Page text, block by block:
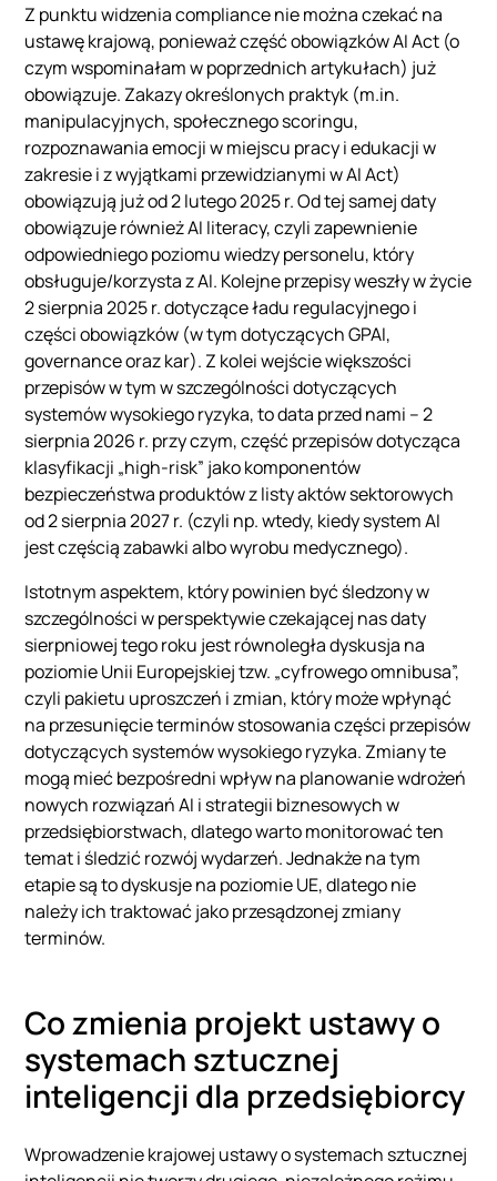
Z punktu widzenia compliance nie można czekać na
ustawę krajową, ponieważ część obowiązków AI Act (o
czym wspominałam w poprzednich artykułach) już
obowiązuje. Zakazy określonych praktyk (m.in.
manipulacyjnych, społecznego scoringu,
rozpoznawania emocji w miejscu pracy i edukacji w
zakresie i z wyjątkami przewidzianymi w AI Act)
obowiązują już od 2 lutego 2025 r. Od tej samej daty
obowiązuje również AI literacy, czyli zapewnienie
odpowiedniego poziomu wiedzy personelu, który
obsługuje/korzysta z AI. Kolejne przepisy weszły w życie
2 sierpnia 2025 r. dotyczące ładu regulacyjnego i
części obowiązków (w tym dotyczących GPAI,
governance oraz kar). Z kolei wejście większości
przepisów w tym w szczególności dotyczących
systemów wysokiego ryzyka, to data przed nami – 2
sierpnia 2026 r. przy czym, część przepisów dotycząca
klasyfikacji „high-risk” jako komponentów
bezpieczeństwa produktów z listy aktów sektorowych
od 2 sierpnia 2027 r. (czyli np. wtedy, kiedy system AI
jest częścią zabawki albo wyrobu medycznego).
Istotnym aspektem, który powinien być śledzony w
szczególności w perspektywie czekającej nas daty
sierpniowej tego roku jest równoległa dyskusja na
poziomie Unii Europejskiej tzw. „cyfrowego omnibusa”,
czyli pakietu uproszczeń i zmian, który może wpłynąć
na przesunięcie terminów stosowania części przepisów
dotyczących systemów wysokiego ryzyka. Zmiany te
mogą mieć bezpośredni wpływ na planowanie wdrożeń
nowych rozwiązań AI i strategii biznesowych w
przedsiębiorstwach, dlatego warto monitorować ten
temat i śledzić rozwój wydarzeń. Jednakże na tym
etapie są to dyskusje na poziomie UE, dlatego nie
należy ich traktować jako przesądzonej zmiany
terminów.
Co zmienia projekt ustawy o
systemach sztucznej
inteligencji dla przedsiębiorcy
Wprowadzenie krajowej ustawy o systemach sztucznej